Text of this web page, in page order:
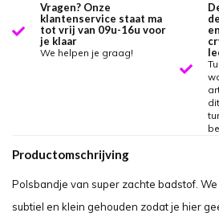
Vragen? Onze
klantenservice staat ma
tot vrij van 09u-16u voor
je klaar
We helpen je graag!
Productomschrijving
Polsbandje van super zachte badstof.
subtiel en klein gehouden zodat je hier